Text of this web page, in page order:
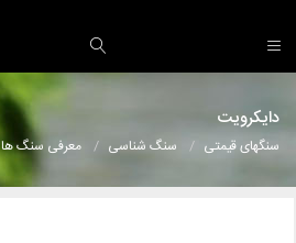
دایکرویت
سنگهای قیمتی سنگ شناسی معرفی سنگ ها